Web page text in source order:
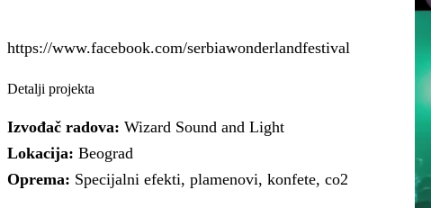
https://www.facebook.com/serbiawonderlandfestival
Detalji projekta
Izvođač radova: Wizard Sound and Light
Lokacija: Beograd
Oprema: Specijalni efekti, plamenovi, konfete, co2